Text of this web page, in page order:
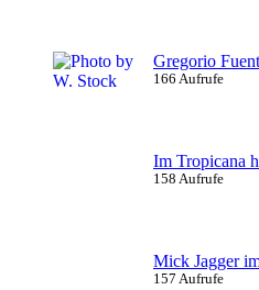
Gregorio
166 Aufrufe
Im Tropicana
158 Aufrufe
Mick Jagger
157 Aufrufe